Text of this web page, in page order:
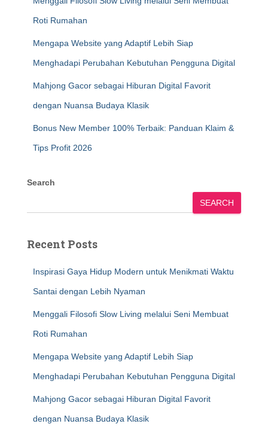
Roti Rumahan
Mengapa Website yang Adaptif Lebih Siap
Menghadapi Perubahan Kebutuhan Pengguna Digital
Mahjong Gacor sebagai Hiburan Digital Favorit
dengan Nuansa Budaya Klasik
Bonus New Member 100% Terbaik: Panduan Klaim &
Tips Profit 2026
Search
SEARCH
Recent Posts
Inspirasi Gaya Hidup Modern untuk Menikmati Waktu
Santai dengan Lebih Nyaman
Menggali Filosofi Slow Living melalui Seni Membuat
Roti Rumahan
Mengapa Website yang Adaptif Lebih Siap
Menghadapi Perubahan Kebutuhan Pengguna Digital
Mahjong Gacor sebagai Hiburan Digital Favorit
dengan Nuansa Budaya Klasik